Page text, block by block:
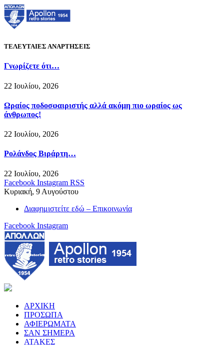
ΤΕΛΕΥΤΑΙΕΣ ΑΝΑΡΤΗΣΕΙΣ
Γνωρίζετε ότι…
22 Ιουλίου, 2026
Ωραίος ποδοσφαιριστής αλλά ακόμη πιο ωραίος ως
άνθρωπος!
22 Ιουλίου, 2026
Ρολάνδος Βιράρτη…
22 Ιουλίου, 2026
Facebook Instagram RSS
Κυριακή, 9 Αυγούστου
Διαφημιστείτε εδώ – Επικοινωνία
Facebook Instagram
ΑΡΧΙΚΗ
ΠΡΟΣΩΠΑ
ΑΦΙΕΡΩΜΑΤΑ
ΣΑΝ ΣΗΜΕΡΑ
ΑΤΑΚΕΣ